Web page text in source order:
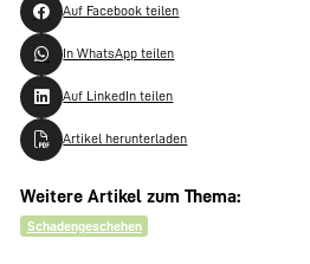
Auf Facebook teilen
In WhatsApp teilen
Auf LinkedIn teilen
Artikel herunterladen
Weitere Artikel zum Thema:
Schadengeschehen